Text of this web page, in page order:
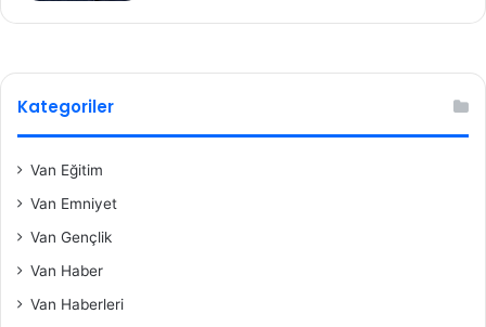
Kategoriler
Van Eğitim
Van Emniyet
Van Gençlik
Van Haber
Van Haberleri